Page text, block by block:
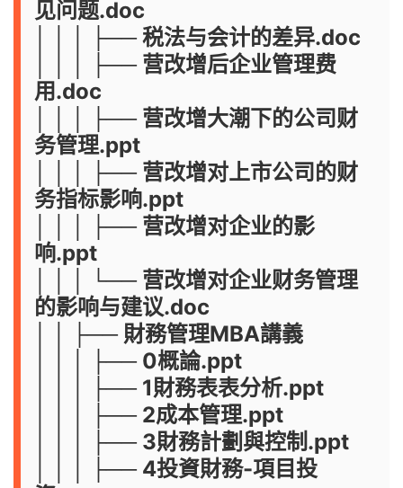
见问题.doc
│ │ │ ├── 税法与会计的差异.doc
│ │ │ ├── 营改增后企业管理费
用.doc
│ │ │ ├── 营改增大潮下的公司财
务管理.ppt
│ │ │ ├── 营改增对上市公司的财
务指标影响.ppt
│ │ │ ├── 营改增对企业的影
响.ppt
│ │ │ └── 营改增对企业财务管理
的影响与建议.doc
│ │ ├── 財務管理MBA講義
│ │ │ ├── 0概論.ppt
│ │ │ ├── 1財務表表分析.ppt
│ │ │ ├── 2成本管理.ppt
│ │ │ ├── 3財務計劃與控制.ppt
│ │ │ ├── 4投資財務-項目投